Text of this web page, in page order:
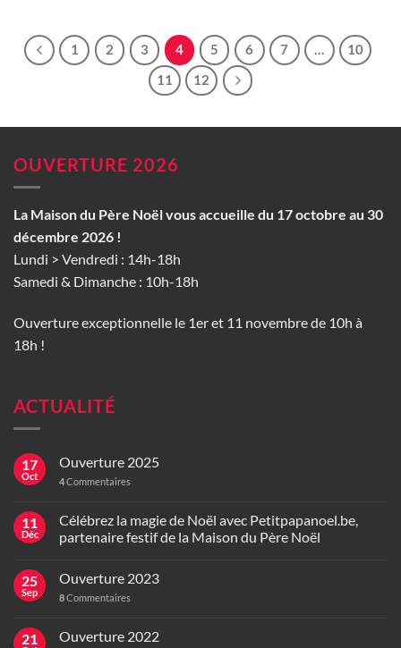
1 2 3 4 5 6 7 …
10
11
12
OUVERTURE 2026
La Maison du Père Noël vous accueille du 17 octobre au 30
décembre 2026 !
Lundi > Vendredi : 14h-18h
Samedi & Dimanche : 10h-18h
Ouverture exceptionnelle le 1er et 11 novembre de 10h à
18h !
ACTUALITÉ
17
Oct
Ouverture 2025
4Commentaires
11
Déc
Célébrez la magie de Noël avec Petitpapanoel.be,
partenaire festif de la Maison du Père Noël
25
Sep
Ouverture 2023
8Commentaires
21 Ouverture 2022